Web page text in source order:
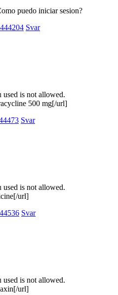
puedo iniciar sesion?
Svar
is not allowed.
500 mg[/url]
Svar
is not allowed.
url]
Svar
is not allowed.
url]